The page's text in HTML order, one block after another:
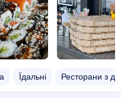
Їдальні Ресторани з